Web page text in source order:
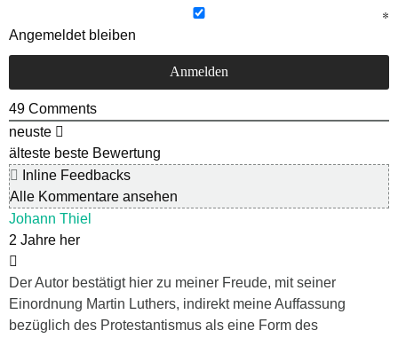
Angemeldet bleiben
49 Comments
neuste
älteste beste Bewertung
Inline Feedbacks
Alle Kommentare ansehen
Johann Thiel
2 Jahre her
Der Autor bestätigt hier zu meiner Freude, mit seiner
Einordnung Martin Luthers, indirekt meine Auffassung
bezüglich des Protestantismus als eine Form des